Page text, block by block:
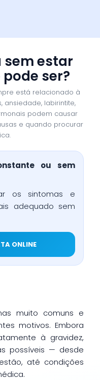
sem estar
ser?
está relacionado à
ansiedade, labirintite,
podem causar
e quando procurar
ou sem
os sintomas e
adequado sem
ONLINE
muito comuns e
motivos. Embora
à gravidez,
possíveis — desde
até condições